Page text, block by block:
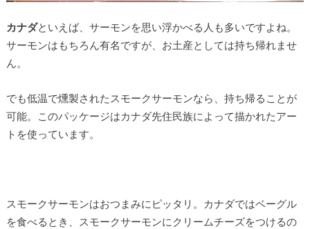
カナダといえば、サーモンを思い浮かべる人も多いですよね。
サーモンはもちろん有名ですが、お土産としては持ち帰れませ
ん。
でも低温で燻製されたスモークサーモンなら、持ち帰ることが
可能。このパッケージはカナダ先住民族によって描かれたアー
トを使っています。
スモークサーモンはおつまみにピッタリ。カナダではベーグル
を食べるとき、スモークサーモンにクリームチーズをつけるの